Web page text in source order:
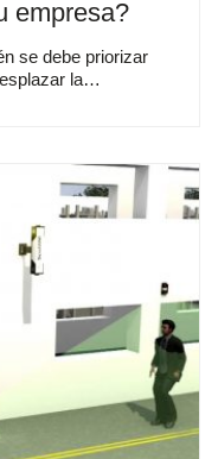
empresa?
se debe priorizar
la…